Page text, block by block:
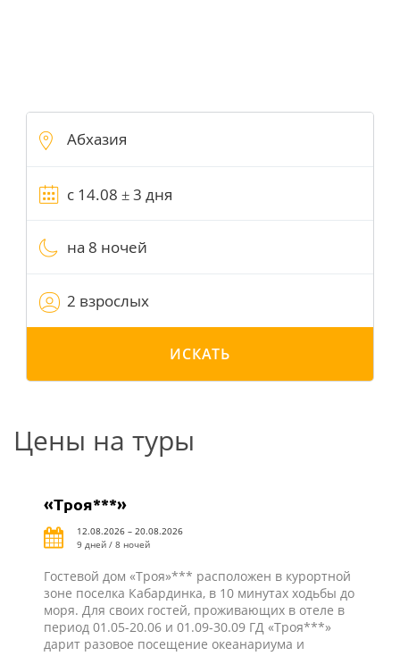
на 8 ночей
2 взрослых
ИСКАТЬ
Цены на туры
«Троя***»
12.08.2026 – 20.08.2026
9 дней / 8 ночей
Гостевой дом «Троя»*** расположен в курортной
зоне поселка Кабардинка, в 10 минутах ходьбы до
моря. Для своих гостей, проживающих в отеле в
период 01.05-20.06 и 01.09-30.09 ГД «Троя***»
дарит разовое посещение океанариума и